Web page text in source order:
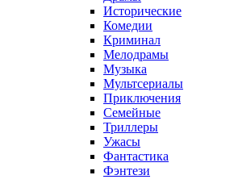
Исторические
Комедии
Криминал
Мелодрамы
Музыка
Мультсериалы
Приключения
Семейные
Триллеры
Ужасы
Фантастика
Фэнтези